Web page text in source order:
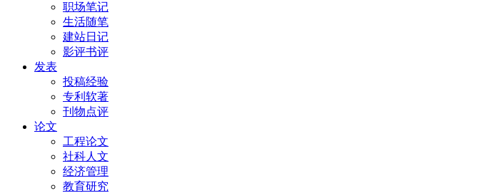
职场笔记
生活随笔
建站日记
影评书评
发表
投稿经验
专利软著
刊物点评
论文
工程论文
社科人文
经济管理
教育研究